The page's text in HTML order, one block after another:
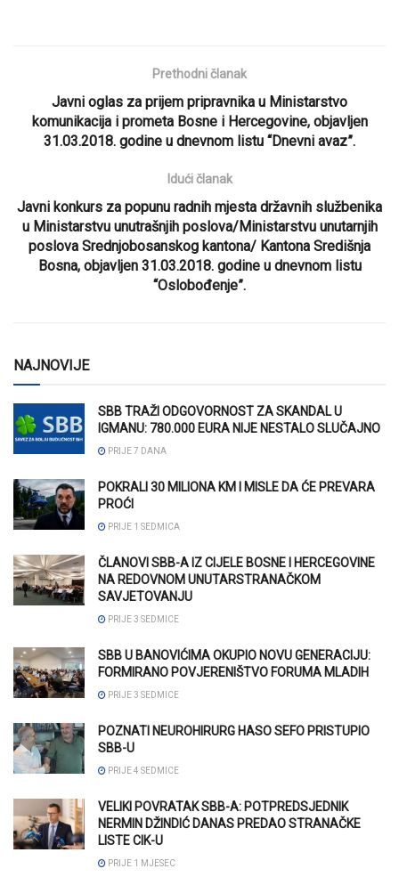
Prethodni članak
Javni oglas za prijem pripravnika u Ministarstvo
komunikacija i prometa Bosne i Hercegovine, objavljen
31.03.2018. godine u dnevnom listu “Dnevni avaz”.
Idući članak
Javni konkurs za popunu radnih mjesta državnih službenika
u Ministarstvu unutrašnjih poslova/Ministarstvu unutarnjih
poslova Srednjobosanskog kantona/ Kantona Središnja
Bosna, objavljen 31.03.2018. godine u dnevnom listu
“Oslobođenje”.
NAJNOVIJE
SBB TRAŽI ODGOVORNOST ZA SKANDAL U
IGMANU: 780.000 EURA NIJE NESTALO SLUČAJNO
PRIJE 7 DANA
POKRALI 30 MILIONA KM I MISLE DA ĆE PREVARA
PROĆI
PRIJE 1 SEDMICA
ČLANOVI SBB-A IZ CIJELE BOSNE I HERCEGOVINE
NA REDOVNOM UNUTARSTRANAČKOM
SAVJETOVANJU
PRIJE 3 SEDMICE
SBB U BANOVIĆIMA OKUPIO NOVU GENERACIJU:
FORMIRANO POVJERENIŠTVO FORUMA MLADIH
PRIJE 3 SEDMICE
POZNATI NEUROHIRURG HASO SEFO PRISTUPIO
SBB-U
PRIJE 4 SEDMICE
VELIKI POVRATAK SBB-A: POTPREDSJEDNIK
NERMIN DŽINDIĆ DANAS PREDAO STRANAČKE
LISTE CIK-U
PRIJE 1 MJESEC